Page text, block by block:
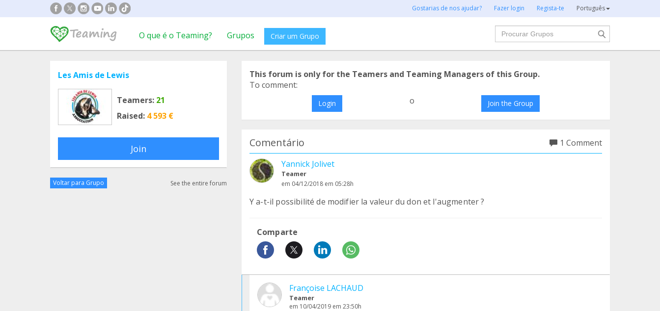
Gostarias de nos ajudar? Fazer login Regista-te Português
O que é o Teaming? Grupos Criar um Grupo
Procurar
Les Amis de Lewis
Teamers: 21
Raised: 4 593 €
Join
Voltar para Grupo See the entire forum
This forum is only for the Teamers and Teaming Managers of this Group.
To comment:
Login o Join the Group
Comentário
1 Comment
Yannick Jolivet
Teamer
em 04/12/2018 em 05:28h
Y a-t-il possibilité de modifier la valeur du don et l'augmenter ?
Comparte
Françoise LACHAUD
Teamer
em 10/04/2019 em 23:50h